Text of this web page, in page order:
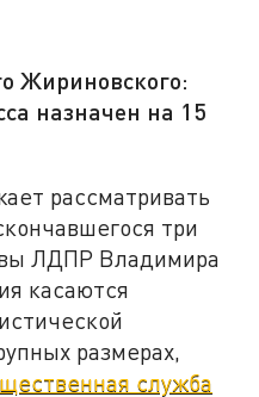
Жириновского:
назначен на 15
рассматривать
три
ЛДПР Владимира
касаются
размерах,
служба